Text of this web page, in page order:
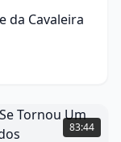
da Cavaleira
83:44